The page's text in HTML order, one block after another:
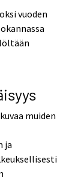
vuoden
muiden
ja